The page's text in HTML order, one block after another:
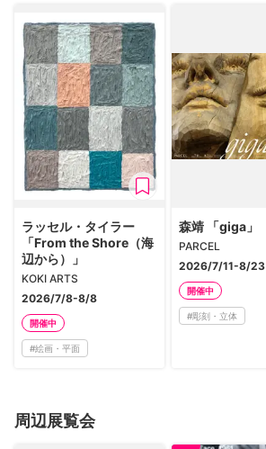
ラッセル・タイラー
「From the Shore（海
辺から）」
KOKI ARTS
2026/7/8-8/8
開催中
#絵画・平面
森靖 「giga」
PARCEL
2026/7/11-8/23
開催中
#彫刻・立体
周辺展覧会